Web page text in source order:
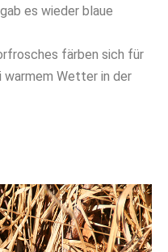
es wieder blaue
färben sich für
warmem Wetter in der